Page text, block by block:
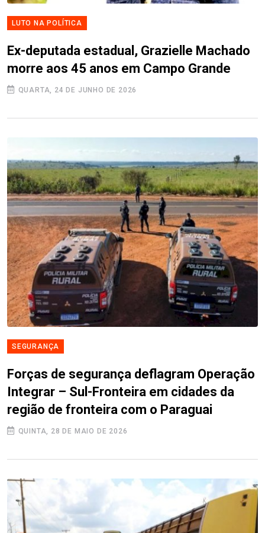
LUTO NA POLÍTICA
Ex-deputada estadual, Grazielle Machado
morre aos 45 anos em Campo Grande
QUARTA, 24 DE JUNHO DE 2026
SEGURANÇA
Forças de segurança deflagram Operação
Integrar – Sul-Fronteira em cidades da
região de fronteira com o Paraguai
QUINTA, 28 DE MAIO DE 2026